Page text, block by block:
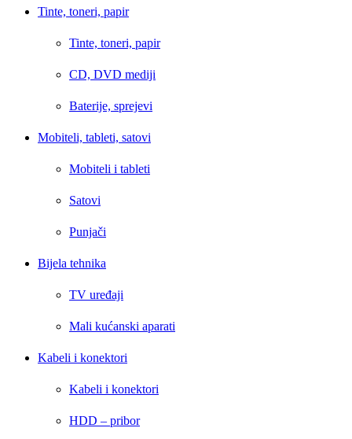
Tinte, toneri, papir
Tinte, toneri, papir
CD, DVD mediji
Baterije, sprejevi
Mobiteli, tableti, satovi
Mobiteli i tableti
Satovi
Punjači
Bijela tehnika
TV uređaji
Mali kućanski aparati
Kabeli i konektori
Kabeli i konektori
HDD – pribor